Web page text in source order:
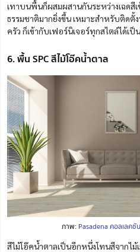
เทาบนพื้นก็ผสมผสานกันระหว่างเฉดสี
ธรรมชาติมากยิ่งขึ้น เหมาะสำหรับติดตั้
ครัว ก็เข้ากับเฟอร์นิเจอร์ทุกสไตล์ได้เป็
6. พื้น SPC สีไม้โอ๊คน้ำตาล
ภาพ: Pasadena คอลเลคชั
สีไม้โอ๊คน้ำตาลเป็นอีกหนึ่งโทนสีจากไม้